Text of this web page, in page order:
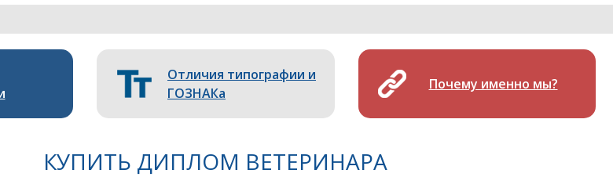
Отличия типографии и
ГОЗНАКа
Почему именно мы?
КУПИТЬ ДИПЛОМ ВЕТЕРИНАРА